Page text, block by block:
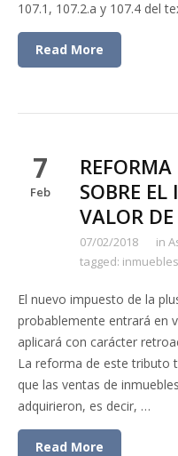
107.1, 107.2.a y 107.4 del
Read More
7
Feb
SOBRE
VALOR
07/02/2018 in
tagged: inmuebles
El nuevo impuesto de la
probablemente entrará en
aplicará con carácter
La reforma de este tributo
que las ventas de
adquirieron, es decir, …
Read More